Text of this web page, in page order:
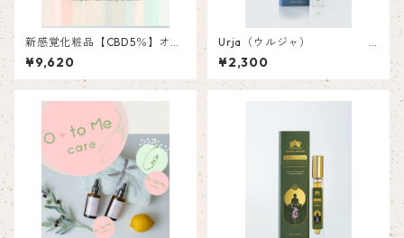
新感覚化粧品【CBD5％】オト
メケアビューティ&リフレッシ
ュオイル20ｍｌ口内化粧品＆
化粧品
¥9,620
Urja（ウルジャ）
ルームスプレー 1
0ml
¥2,300